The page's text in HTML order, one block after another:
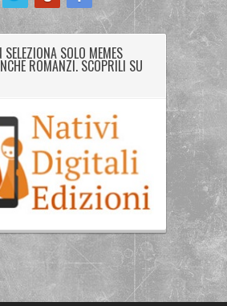
SELEZIONA SOLO MEMES
ROMANZI. SCOPRILI SU